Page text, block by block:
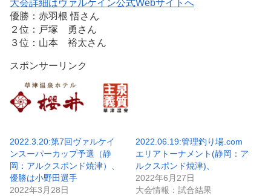
大会詳細はヴァルケイン公式Webサイトへ
優勝：赤羽根 悟さん
２位：戸塚 勇さん
３位：山本 裕太さん
スポンサーリンク
2022.3.20:第7回ヴァルケイ
ンスーパーカップ予選（静
岡：アルクスポンド焼津）、
優勝は小野田選手
2022年3月28日
2022.06.19:管理釣り場.com
エリアトーナメント(静岡：ア
ルクスポンド焼津)、
2022年6月27日
大会情報：試合結果